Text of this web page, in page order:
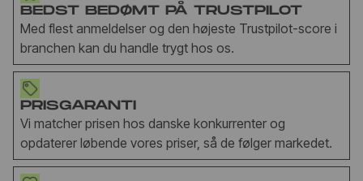
BEDST BEDØMT PÅ TRUSTPILOT
Med flest anmeldelser og den højeste Trustpilot-score i
branchen kan du handle trygt hos os.
PRISGARANTI
Vi matcher prisen hos danske konkurrenter og
opdaterer løbende vores priser, så de følger markedet.